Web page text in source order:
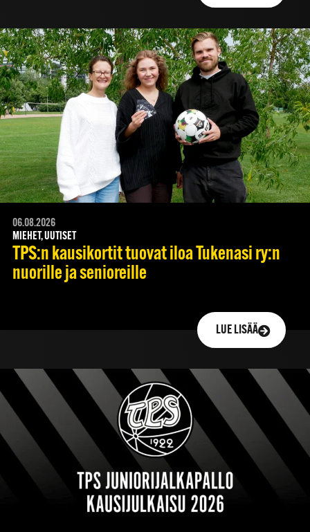
06.08.2026
MIEHET, UUTISET
TPS:n kausikortit tuovat iloa Tukenasi ry:n
nuorille ja senioreille
LUE LISÄÄ